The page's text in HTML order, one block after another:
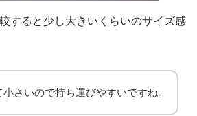
すると少し大きいくらいのサイズ感
小さいので持ち運びやすいですね。